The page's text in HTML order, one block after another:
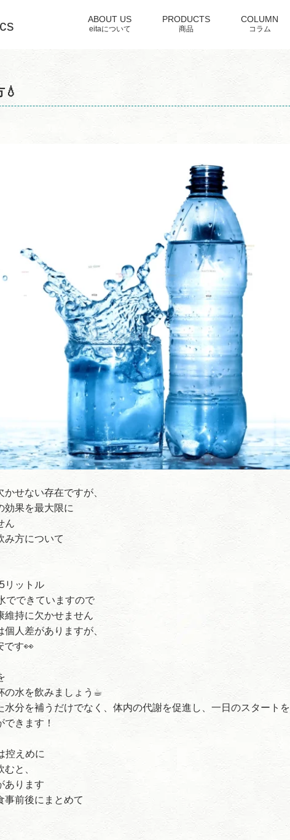
ABOUT US
eitaについて
PRODUCTS
商品
COLUMN
コラム
こと 正しい水の飲み方💧
せない存在ですが、
効果を最大限に
ん
み方について
リットル
でできていますので
維持に欠かせません
人差がありますが、
です👀
の水を飲みましょう☕︎
水分を補うだけでなく、体内の代謝を促進し、一日のスタートを
きます！
控えめに
と、
あります
事前後にまとめて